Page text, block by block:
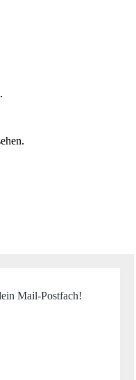
Mail-Postfach!